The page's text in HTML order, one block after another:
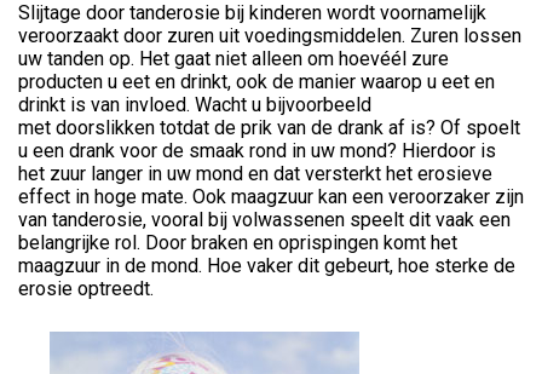
Slijtage door tanderosie bij kinderen wordt voornamelijk
veroorzaakt door zuren uit voedingsmiddelen. Zuren lossen
uw tanden op. Het gaat niet alleen om hoevéél zure
producten u eet en drinkt, ook de manier waarop u eet en
drinkt is van invloed. Wacht u bijvoorbeeld
met doorslikken totdat de prik van de drank af is? Of spoelt
u een drank voor de smaak rond in uw mond? Hierdoor is
het zuur langer in uw mond en dat versterkt het erosieve
effect in hoge mate. Ook maagzuur kan een veroorzaker zijn
van tanderosie, vooral bij volwassenen speelt dit vaak een
belangrijke rol. Door braken en oprispingen komt het
maagzuur in de mond. Hoe vaker dit gebeurt, hoe sterke de
erosie optreedt.